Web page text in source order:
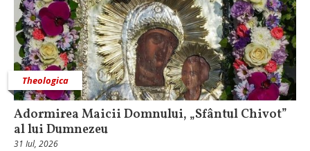
Theologica
Adormirea Maicii Domnului, „Sfântul Chivot”
al lui Dumnezeu
31 Iul, 2026